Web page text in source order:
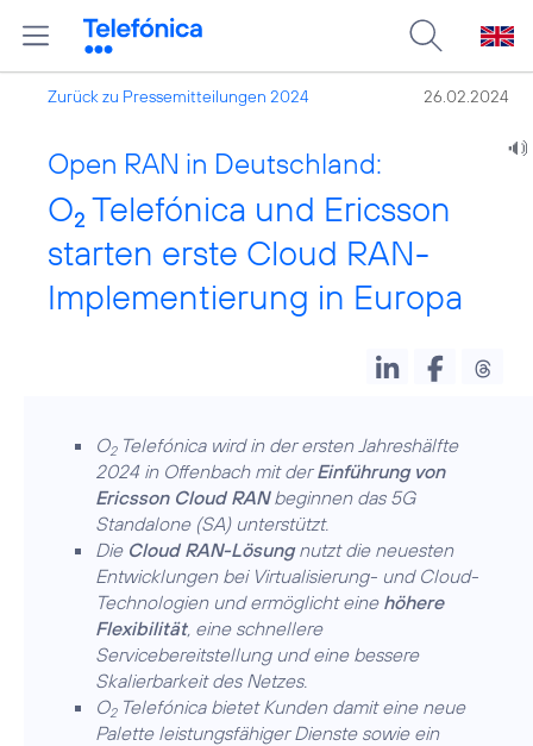
Zurück zu Pressemitteilungen 2024 26.02.2024
Open RAN in Deutschland:
O2 Telefónica und Ericsson
starten erste Cloud RAN-
Implementierung in Europa
O2Telefónica wird in der ersten Jahreshälfte
2024 in Offenbach mit derEinführung von
Ericsson Cloud RANbeginnen das 5G
Standalone (SA) unterstützt.
Die Cloud RAN-Lösungnutzt die neuesten
Entwicklungen bei Virtualisierung- und Cloud-
Technologien und ermöglicht eine höhere
Flexibilität, eine schnellere
Servicebereitstellung und eine bessere
Skalierbarkeit des Netzes.
O2Telefónica bietet Kunden damit eine neue
Palette leistungsfähiger Dienste sowie ein